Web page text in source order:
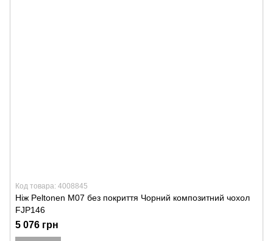
Код товара: 4008845
Ніж Peltonen M07 без покриття Чорний композитний чохол
FJP146
5 076 грн